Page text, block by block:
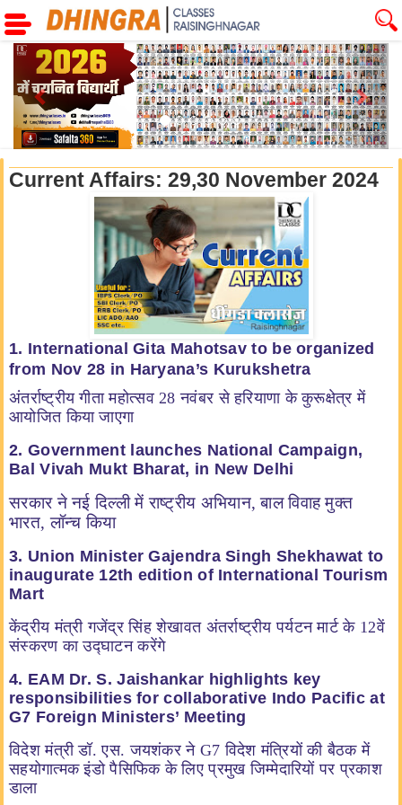
Previous Next
Current Affairs: 29,30 November 2024
1. International Gita Mahotsav to be organized
from Nov 28 in Haryana’s Kurukshetra
अंतर्राष्ट्रीय गीता महोत्सव 28 नवंबर से हरियाणा के कुरूक्षेत्र में
आयोजित किया जाएगा
2. Government launches National Campaign,
Bal Vivah Mukt Bharat, in New Delhi
सरकार ने नई दिल्ली में राष्ट्रीय अभियान, बाल विवाह मुक्त
भारत, लॉन्च किया
3. Union Minister Gajendra Singh Shekhawat to
inaugurate 12th edition of International Tourism
Mart
केंद्रीय मंत्री गजेंद्र सिंह शेखावत अंतर्राष्ट्रीय पर्यटन मार्ट के 12वें
संस्करण का उद्घाटन करेंगे
4. EAM Dr. S. Jaishankar highlights key
responsibilities for collaborative Indo Pacific at
G7 Foreign Ministers’ Meeting
विदेश मंत्री डॉ. एस. जयशंकर ने G7 विदेश मंत्रियों की बैठक में
सहयोगात्मक इंडो पैसिफिक के लिए प्रमुख जिम्मेदारियों पर प्रकाश
डाला